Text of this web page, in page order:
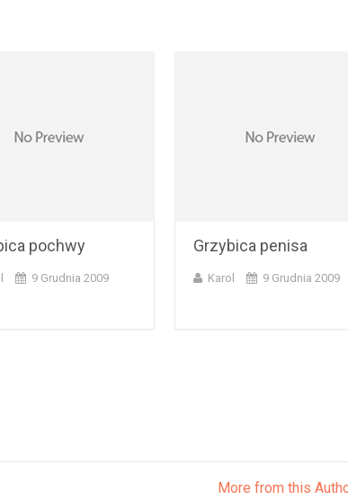
pochwy
9 Grudnia 2009
Grzybica penisa
Karol 9 Grudnia 2009
More from this